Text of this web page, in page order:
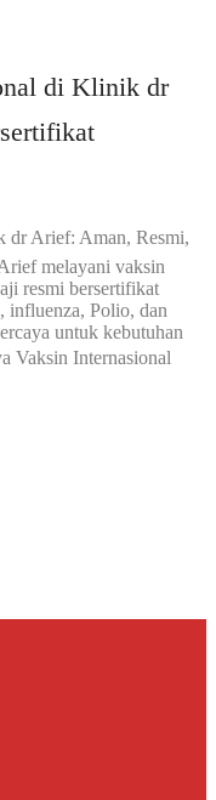
di Klinik dr
dr Arief: Aman, Resmi,
melayani vaksin
resmi bersertifikat
influenza, Polio, dan
untuk kebutuhan
Vaksin Internasional